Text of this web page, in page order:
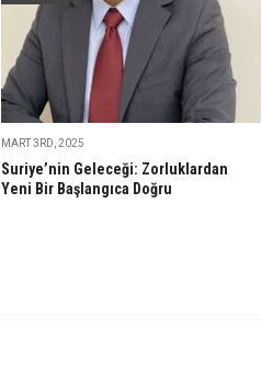
MART 3RD, 2025
Suriye’nin Geleceği: Zorluklardan
Yeni Bir Başlangıca Doğru